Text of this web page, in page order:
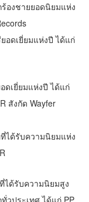
ร้องชายยอดนิยมแห่ง
อดเยี่ยมแห่งปี ได้แก่
ดเยี่ยมแห่งปี ได้แก่
สังกัด Wayfer
ที่ได้รับความนิยมแห่ง
ได้รับความนิยมสูง
วประเทศ ได้แก่ PP